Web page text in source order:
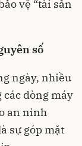
vệ “tài sản
số
ngày, nhiều
dòng máy
an ninh
sự góp mặt